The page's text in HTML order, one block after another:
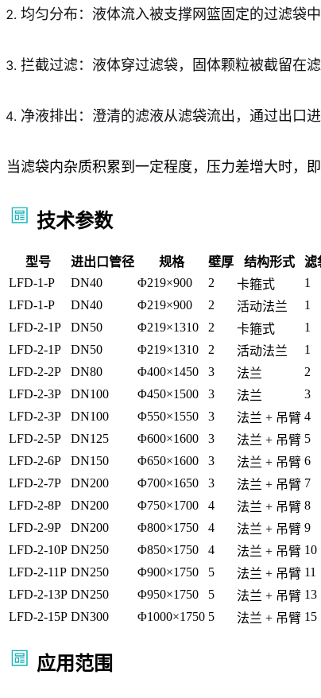
均匀分布：液体流入被支撑网篮固定的过滤袋
拦截过滤：液体穿过滤袋，固体颗粒被截留在滤
净液排出：澄清的滤液从滤袋流出，通过出口进
当滤袋内杂质积累到一定程度，压力差增大时，
技术参数
型号 进出口管径 规格 壁厚 结构形式 滤
LFD-1-P
DN40 Φ219×900 2 卡箍式 1
LFD-1-P
DN40 Φ219×900 2 活动法兰 1
LFD-2-1P
DN50 Φ219×1310 2 卡箍式 1
LFD-2-1P
DN50 Φ219×1310 2 活动法兰 1
LFD-2-2P
DN80 Φ400×1450 3 法兰 2
LFD-2-3P
DN100 Φ450×1500 3 法兰 3
LFD-2-3P
DN100 Φ550×1550 3 法兰 + 吊臂 4
LFD-2-5P
DN125 Φ600×1600 3 法兰 + 吊臂 5
LFD-2-6P
DN150 Φ650×1600 3 法兰 + 吊臂 6
LFD-2-7P
DN200 Φ700×1650 3 法兰 + 吊臂 7
LFD-2-8P
DN200 Φ750×1700 4 法兰 + 吊臂 8
LFD-2-9P
DN200 Φ800×1750 4 法兰 + 吊臂 9
LFD-2-10P DN250 Φ850×1750 4 法兰 + 吊臂 10
LFD-2-11P DN250 Φ900×1750 5 法兰 + 吊臂 11
LFD-2-13P DN250 Φ950×1750 5 法兰 + 吊臂 13
LFD-2-15P DN300 Φ1000×1750 5 法兰 + 吊臂 15
应用范围